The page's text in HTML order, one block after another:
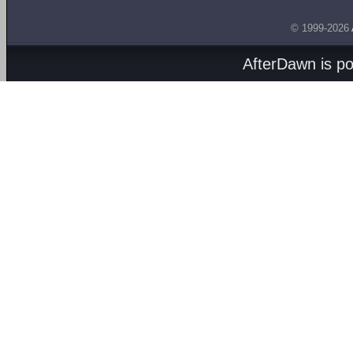
© 1999-2026
AfterDawn is